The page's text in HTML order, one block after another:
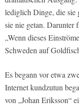
lediglich Dinge, die sie
sie nie getan. Darunter
„Wenn dieses
Schweden auf
Es begann vor etwa
Internet kundzutun
von „Johan Eriksson“